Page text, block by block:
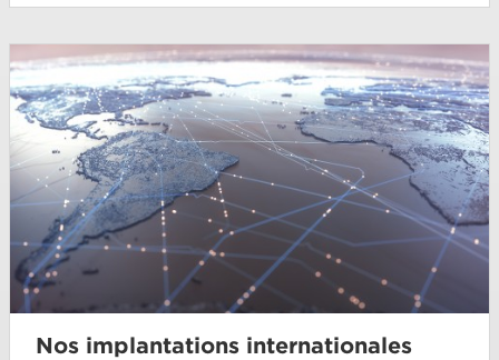
Nos implantations internationales